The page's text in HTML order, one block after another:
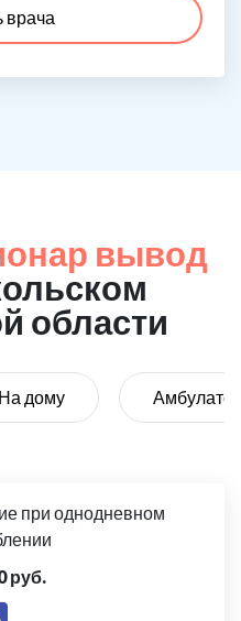
врача
вывод
области
На дому
при однодневном
руб.